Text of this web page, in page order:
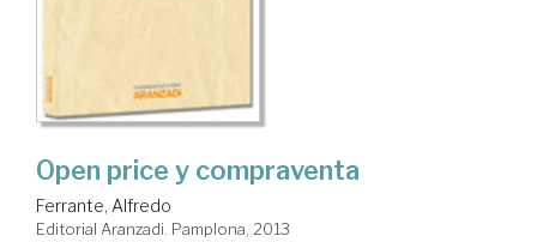
Open price y compraventa
Ferrante, Alfredo
Editorial Aranzadi. Pamplona, 2013